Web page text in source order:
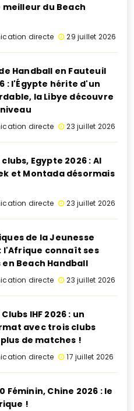
du Beach
directe 29 juillet 2026
Handball en Fauteuil
: l'Égypte hérite d'un
la Libye découvre
directe 23 juillet 2026
Egypte 2026 : Al
et Montada désormais
directe 23 juillet 2026
de la Jeunesse
l'Afrique connaît ses
Beach Handball
directe 23 juillet 2026
IHF 2026 : un
avec trois clubs
de matches !
directe 17 juillet 2026
Féminin, Chine 2026 : le
!